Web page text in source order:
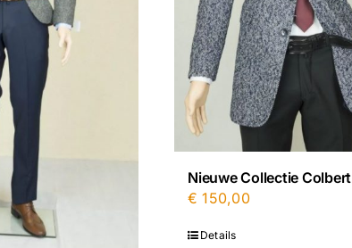
Nieuwe Collectie Colbert
€ 150,00
Details